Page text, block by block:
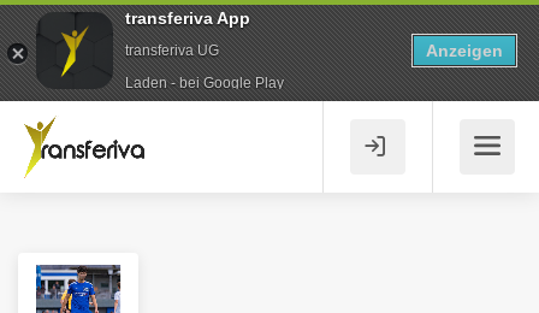
transferiva App
transferiva UG
Laden - bei Google Play
Anzeigen